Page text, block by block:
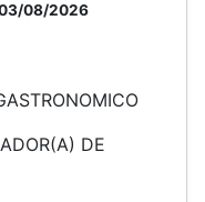
08/2026
DE